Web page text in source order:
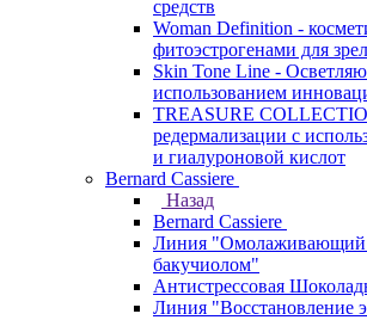
средств
Woman Definition -
фитоэстрогенами для
Skin Tone Line -
использованием
TREASURE
редермализации с
и гиалуроновой кислот
Bernard Cassiere
Назад
Bernard Cassiere
Линия "Омолаживающий
бакучиолом"
Антистрессовая
Линия "Восстановление